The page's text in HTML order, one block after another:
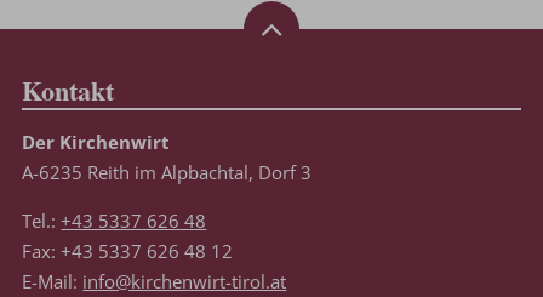
Kontakt
Der Kirchenwirt
A-6235 Reith im Alpbachtal, Dorf 3
Tel.:+43 5337 626 48
Fax: +43 5337 626 48 12
E-Mail: info@kirchenwirt-tirol.at